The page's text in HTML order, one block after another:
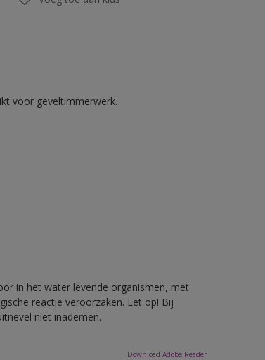
voor geveltimmerwerk.
in het water levende organismen, met
reactie veroorzaken. Let op! Bij
niet inademen.
Download Adobe Reader